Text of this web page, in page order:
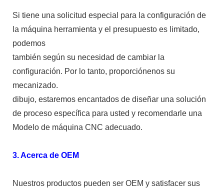
Si tiene una solicitud especial para la configuración de
la máquina herramienta y el presupuesto es limitado,
podemos
también según su necesidad de cambiar la
configuración. Por lo tanto, proporciónenos su
mecanizado.
dibujo, estaremos encantados de diseñar una solución
de proceso específica para usted y recomendarle una
Modelo de máquina CNC adecuado.
3. Acerca de OEM
Nuestros productos pueden ser OEM y satisfacer sus